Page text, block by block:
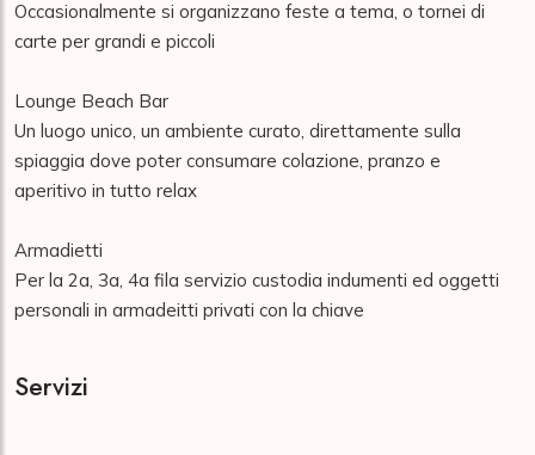
Occasionalmente si organizzano feste a tema, o tornei di
carte per grandi e piccoli
Lounge Beach Bar
Un luogo unico, un ambiente curato, direttamente sulla
spiaggia dove poter consumare colazione, pranzo e
aperitivo in tutto relax
Armadietti
Per la 2a, 3a, 4a fila servizio custodia indumenti ed oggetti
personali in armadeitti privati con la chiave
Servizi